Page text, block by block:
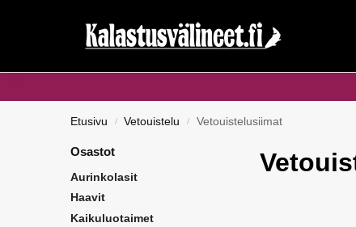
Etusivu / Vetouistelu / Vetouistelusiimat
Osastot
Aurinkolasit
Haavit
Kaikuluotaimet